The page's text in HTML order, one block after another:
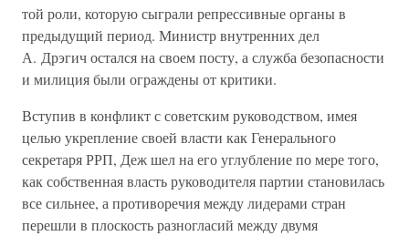
той роли, которую сыграли репрессивные органы в
предыдущий период. Министр внутренних дел
А. Дрэгич остался на своем посту, а служба безопасности
и милиция были ограждены от критики.
Вступив в конфликт с советским руководством, имея
целью укрепление своей власти как Генерального
секретаря РРП, Деж шел на его углубление по мере того,
как собственная власть руководителя партии становилась
все сильнее, а противоречия между лидерами стран
перешли в плоскость разногласий между двумя